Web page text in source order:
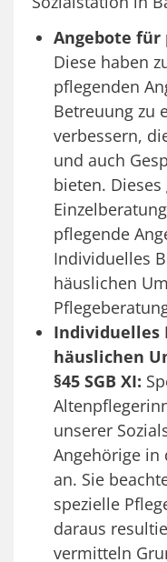
Angebote für
Diese haben
pflegenden
Betreuung zu
verbessern,
und auch
bieten.
pflegende
Individuelles
häuslichen
Individuelles
häuslichen
§45 SGB XI:
unserer
Angehörige in
an. Sie
spezielle
daraus
vermitteln